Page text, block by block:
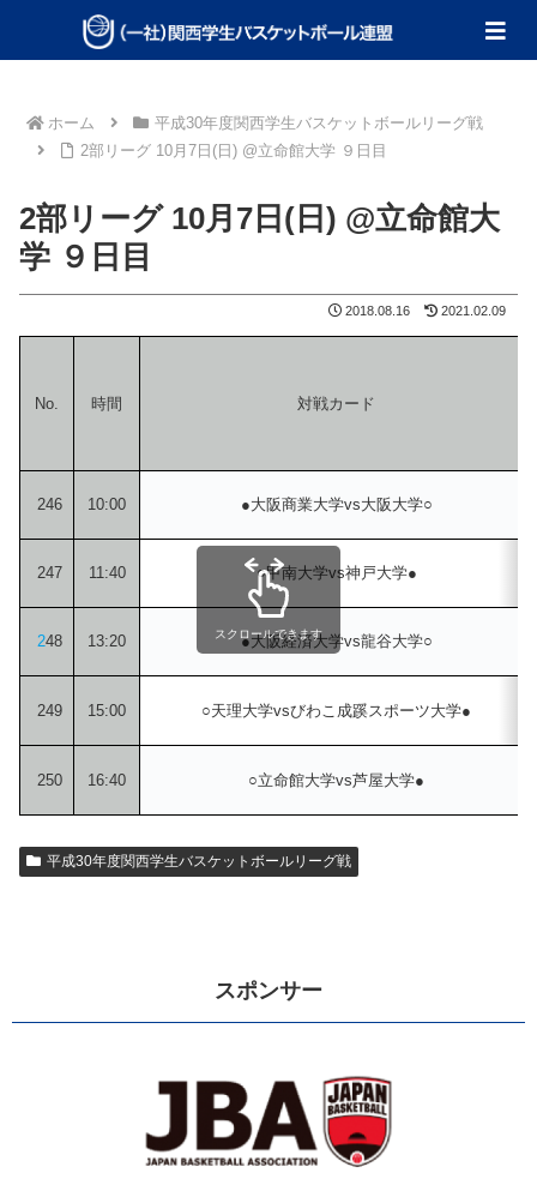
ホーム
平成30年度関西学生バスケットボールリーグ戦
2部リーグ 10月7日(日) @立命館大学 ９日目
2部リーグ 10月7日(日) @立命館大
学 ９日目
2018.08.16 2021.02.09
No. 時間 対戦カード
246 10:00 ●大阪商業大学vs大阪大学○
247 11:40 ○甲南大学vs神戸大学●
248 13:20 ●大阪経済大学vs龍谷大学○
249 15:00 ○天理大学vsびわこ成蹊スポーツ大学●
250 16:40 ○立命館大学vs芦屋大学●
スクロールできます
平成30年度関西学生バスケットボールリーグ戦
スポンサー